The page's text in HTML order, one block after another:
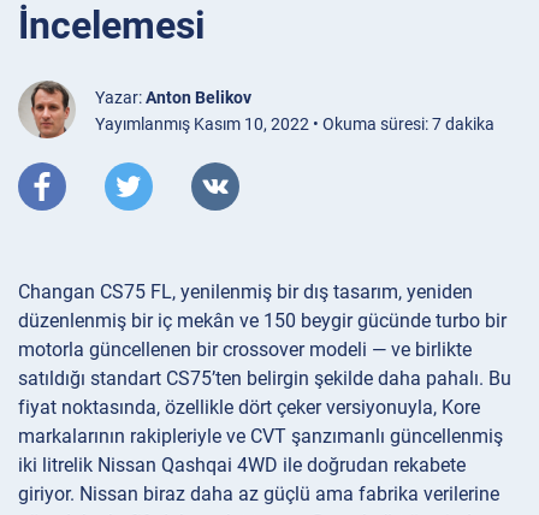
İncelemesi
Yazar:Anton Belikov
Yayımlanmış Kasım 10, 2022 • Okuma süresi: 7 dakika
Changan CS75 FL, yenilenmiş bir dış tasarım, yeniden
düzenlenmiş bir iç mekân ve 150 beygir gücünde turbo bir
motorla güncellenen bir crossover modeli — ve birlikte
satıldığı standart CS75’ten belirgin şekilde daha pahalı. Bu
fiyat noktasında, özellikle dört çeker versiyonuyla, Kore
markalarının rakipleriyle ve CVT şanzımanlı güncellenmiş
iki litrelik Nissan Qashqai 4WD ile doğrudan rekabete
giriyor. Nissan biraz daha az güçlü ama fabrika verilerine